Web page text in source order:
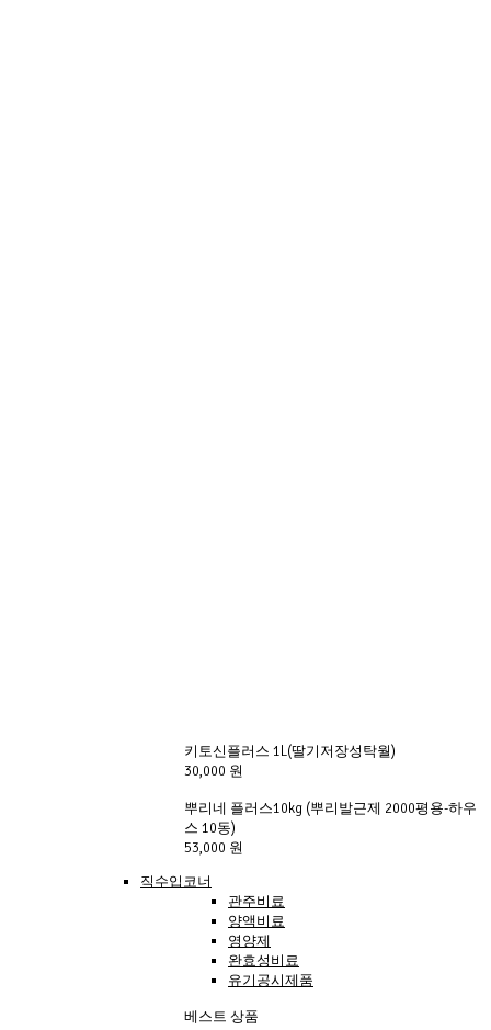
키토신플러스 1L(딸기저장성탁월)
30,000 원
뿌리네 플러스10kg (뿌리발근제 2000평용-하우
스 10동)
53,000 원
직수입코너
관주비료
양액비료
영양제
완효성비료
유기공시제품
베스트 상품